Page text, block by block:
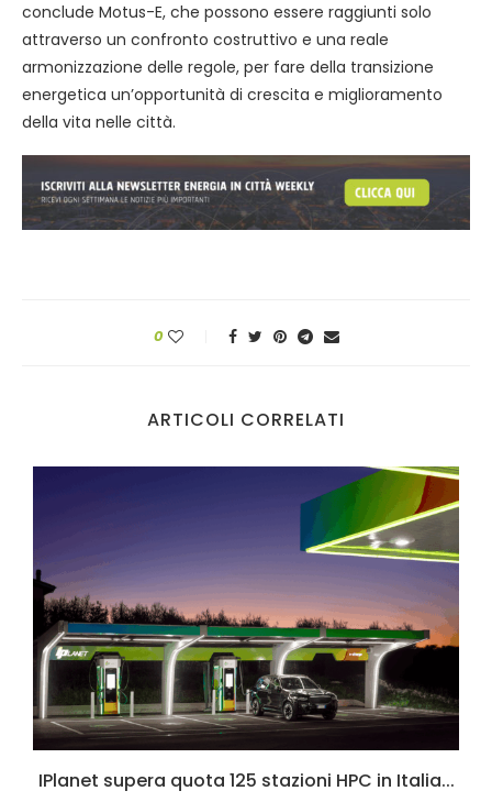
conclude Motus-E, che possono essere raggiunti solo
attraverso un confronto costruttivo e una reale
armonizzazione delle regole, per fare della transizione
energetica un’opportunità di crescita e miglioramento
della vita nelle città.
0
ARTICOLI CORRELATI
IPlanet supera quota 125 stazioni HPC in Italia...